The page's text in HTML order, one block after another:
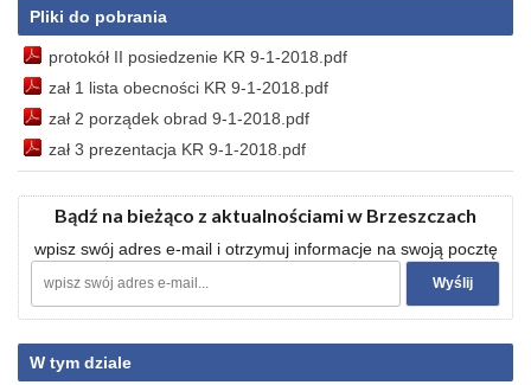
Pliki do pobrania
protokół II posiedzenie KR 9-1-2018.pdf
zał 1 lista obecności KR 9-1-2018.pdf
zał 2 porządek obrad 9-1-2018.pdf
zał 3 prezentacja KR 9-1-2018.pdf
Bądź na bieżąco z aktualnościami w Brzeszczach
wpisz swój adres e-mail i otrzymuj informacje na swoją pocztę
W tym dziale